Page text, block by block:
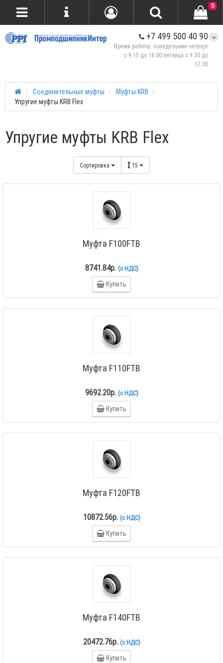
+7 499 500 40 90
Время работы: понедельник-четверг
с 9.15 до 18.00 пятница с 9.30 до
17.00
0
Соединительные муфты
Муфты KRB
Упругие муфты KRB Flex
Упругие муфты KRB Flex
Сортировка 15
Муфта F100FTB
8741.84р. (с НДС)
Купить
Муфта F110FTB
9692.20р. (с НДС)
Купить
Муфта F120FTB
10872.56р. (с НДС)
Купить
Муфта F140FTB
20472.76р. (с НДС)
Купить